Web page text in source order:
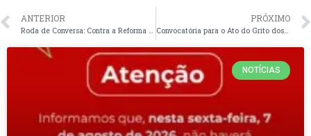
ANTERIOR PRÓXIMO
Convocatória para o Ato do Grito dos Excluídos neste domingo, dia 7 de setembro de 2025
NOTÍCIAS